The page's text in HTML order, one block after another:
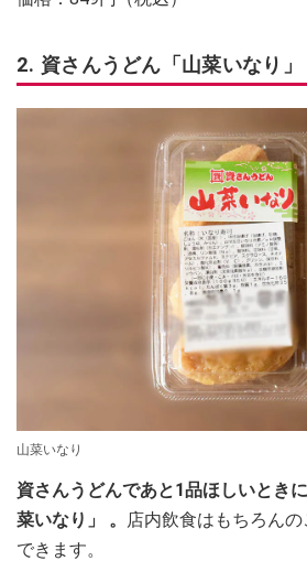
2. 資さんうどん「山菜いなり」
山菜いなり
資さんうどんであと1品ほしいとき
菜いなり」 。
店内飲食はもちろん
できます。